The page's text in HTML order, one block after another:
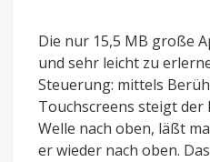
Die nur 15,5 MB große
und sehr leicht zu
Steuerung: mittels
Touchscreens steigt
Welle nach oben, läßt
er wieder nach oben.